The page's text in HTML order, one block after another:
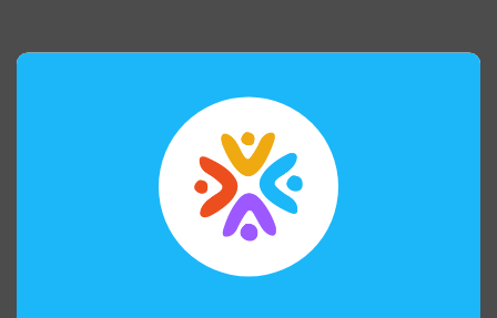
Seguimiento y control de la relación mercantil.
Cumplir las obligaciones legales de las empresas